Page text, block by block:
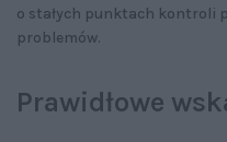
o stałych punktach kontroli
problemów.
Prawidłowe